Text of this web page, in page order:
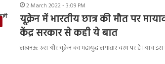
2 March 2022 - 3:09 PM
यूक्रेन में भारतीय छात्र की मौत पर
केंद्र सरकार से कही ये बात
लखनऊ: रुस और यूक्रेन का महायुद्ध लगातार चरम पर है। आज इस